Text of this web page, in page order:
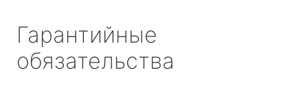
Гарантийные
обязательства